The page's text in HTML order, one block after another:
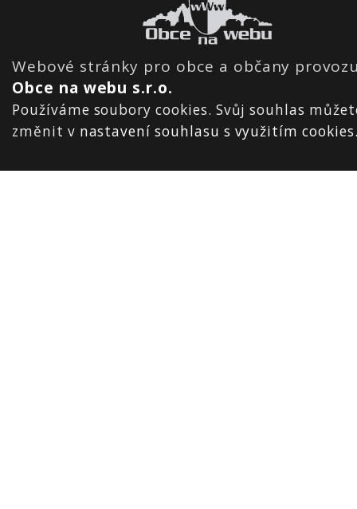
Webové stránky pro obce a občany
Obce na webu s.r.o.
Používáme soubory cookies. Svůj souhlas
změnit v nastavení souhlasu s využitím cookies